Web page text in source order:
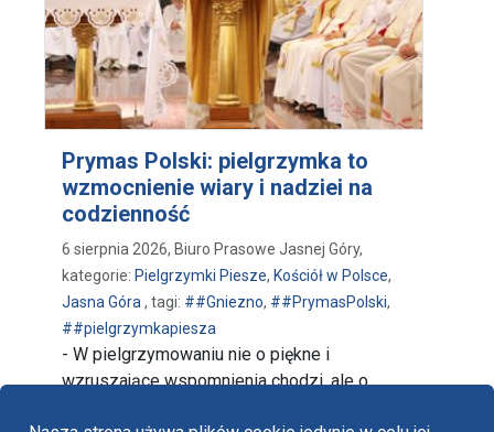
Prymas Polski: pielgrzymka to
wzmocnienie wiary i nadziei na
codzienność
6 sierpnia 2026, Biuro Prasowe Jasnej Góry,
kategorie: Pielgrzymki Piesze, Kościół w Polsce,
Jasna Góra , tagi: ##Gniezno, ##PrymasPolski,
##pielgrzymkapiesza
- W pielgrzymowaniu nie o piękne i
wzruszające wspomnienia chodzi, ale o